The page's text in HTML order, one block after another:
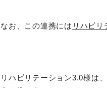
なお、この連携には リハビリ
リハビリテーション3.0様は